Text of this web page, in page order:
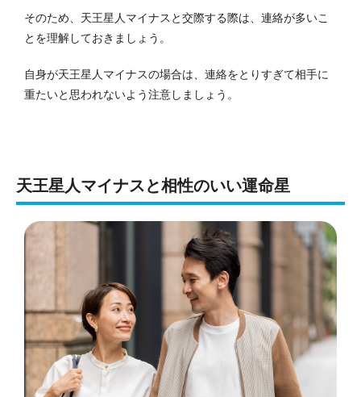
そのため、天王星人マイナスと交際する際は、連絡が多いこ
とを理解しておきましょう。
自身が天王星人マイナスの場合は、連絡をとりすぎて相手に
重たいと思われないよう注意しましょう。
天王星人マイナスと相性のいい運命星